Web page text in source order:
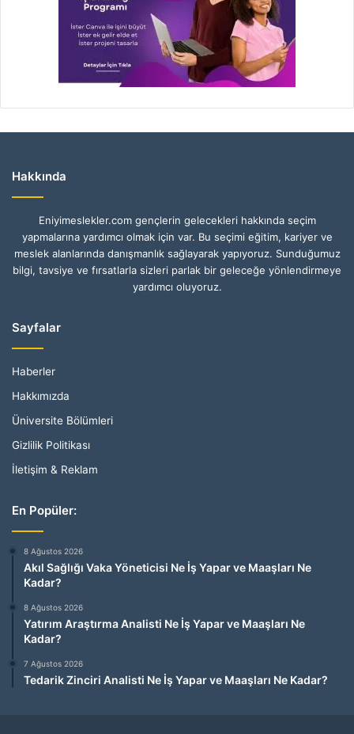
Hakkında
Eniyimeslekler.com gençlerin gelecekleri hakkında seçim
yapmalarına yardımcı olmak için var. Bu seçimi eğitim, kariyer ve
meslek alanlarında danışmanlık sağlayarak yapıyoruz. Sunduğumuz
bilgi, tavsiye ve fırsatlarla sizleri parlak bir geleceğe yönlendirmeye
yardımcı oluyoruz.
Sayfalar
Haberler
Hakkımızda
Üniversite Bölümleri
Gizlilik Politikası
İletişim & Reklam
En Popüler:
8 Ağustos 2026
Akıl Sağlığı Vaka Yöneticisi Ne İş Yapar ve Maaşları Ne
Kadar?
8 Ağustos 2026
Yatırım Araştırma Analisti Ne İş Yapar ve Maaşları Ne
Kadar?
7 Ağustos 2026
Tedarik Zinciri Analisti Ne İş Yapar ve Maaşları Ne Kadar?